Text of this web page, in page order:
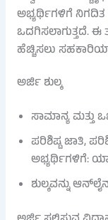
ಅಭ್ಯರ್ಥಿಗಳಿಗೆ ನಿಗದಿತ
ಒದಗಿಸಲಾಗುತ್ತದೆ. ಈ
ಹೆಚ್ಚಿಸಲು
ಅರ್ಜಿ ಶುಲ್ಕ
ಸಾಮಾನ್ಯ ಮತ್ತು
ಪರಿಶಿಷ್ಟ ಜಾತಿ,
ಅಭ್ಯರ್ಥಿಗಳಿಗೆ:
ಶುಲ್ಕವನ್ನು